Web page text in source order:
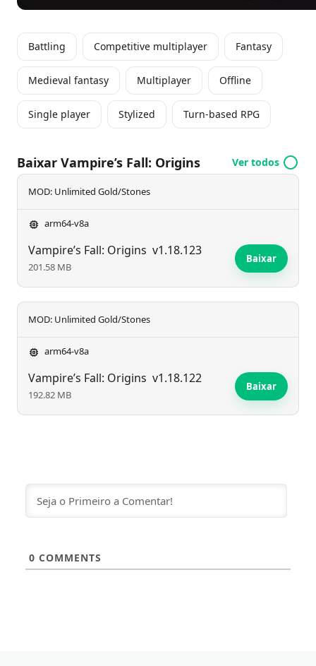
Battling Competitive multiplayer Fantasy
Medieval fantasy Multiplayer Offline
Single player Stylized Turn-based RPG
Baixar Vampire’s Fall: Origins Ver todos
MOD: Unlimited Gold/Stones
arm64-v8a
Vampire’s Fall: Origins v1.18.123
201.58 MB
Baixar
MOD: Unlimited Gold/Stones
arm64-v8a
Vampire’s Fall: Origins v1.18.122
192.82 MB
Baixar
0 COMMENTS